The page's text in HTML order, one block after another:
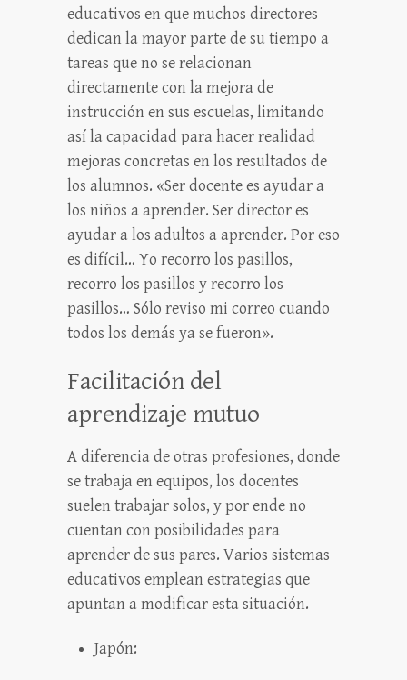
educativos en que muchos directores
dedican la mayor parte de su tiempo a
tareas que no se relacionan
directamente con la mejora de
instrucción en sus escuelas, limitando
así la capacidad para hacer realidad
mejoras concretas en los resultados de
los alumnos. «Ser docente es ayudar a
los niños a aprender. Ser director es
ayudar a los adultos a aprender. Por eso
es difícil… Yo recorro los pasillos,
recorro los pasillos y recorro los
pasillos… Sólo reviso mi correo cuando
todos los demás ya se fueron».
Facilitación del
aprendizaje mutuo
A diferencia de otras profesiones, donde
se trabaja en equipos, los docentes
suelen trabajar solos, y por ende no
cuentan con posibilidades para
aprender de sus pares. Varios sistemas
educativos emplean estrategias que
apuntan a modificar esta situación.
Japón: